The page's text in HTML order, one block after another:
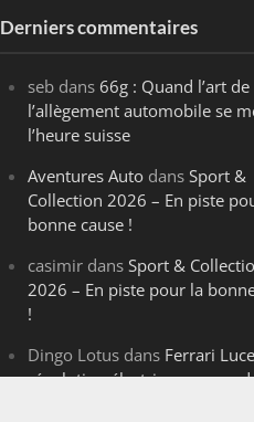
Derniers commentaires
seb dans66g : Quand l’art de
l’allègement automobile se
l’heure suisse
Aventures Auto dansSport &
Collection 2026 – En piste
bonne cause !
casimir dansSport &
2026 – En piste pour la
!
Dingo Lotus dans Ferrari
révolution électrique venue